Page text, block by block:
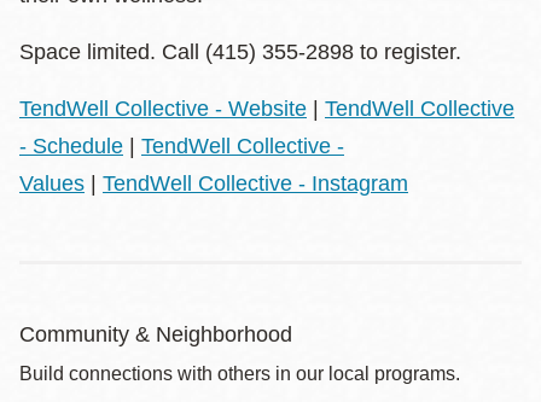
Space limited. Call (415) 355-2898 to register.
TendWell Collective - Website
TendWell Collective
- Schedule
TendWell Collective -
Values
TendWell Collective - Instagram
Community & Neighborhood
Build connections with others in our local programs.